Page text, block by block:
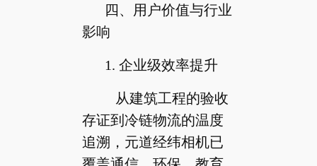
四、用户价值与行业
影响
1. 企业级效率提升
从建筑工程的验收
存证到冷链物流的温度
追溯，元道经纬相机已